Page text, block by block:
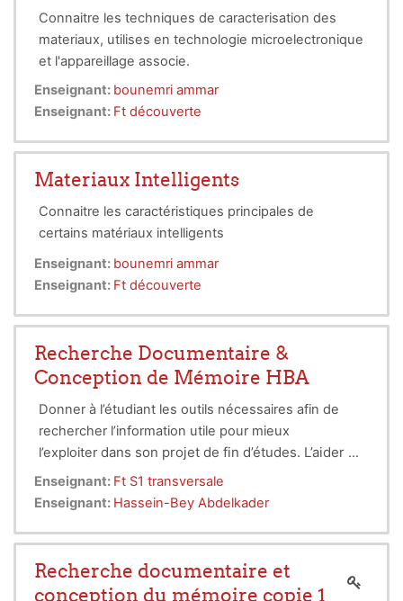
Connaitre les techniques de caracterisation des
materiaux, utilises en technologie microelectronique
et l'appareillage associe.
Enseignant: bounemri ammar
Enseignant: Ft découverte
Materiaux Intelligents
Connaitre les caractéristiques principales de
certains matériaux intelligents
Enseignant: bounemri ammar
Enseignant: Ft découverte
Recherche Documentaire &
Conception de Mémoire HBA
Donner à l’étudiant les outils nécessaires afin de
rechercher l’information utile pour mieux
l’exploiter dans son projet de fin d’études. L’aider à
franchir les différentes étapes menant à la
rédaction d’un
document scientifique. Lui signifier
à présenter demanière rigoureuse et
pédagogique le travail effectué.
Partie I- : Recherche documentaire :
Chapitre I-1 : Définition du sujet :
- Intitulé du
Rassembler l'information de base (acquisition du
vocabulaire spécialisé,
signification des termes,
définition linguistique),- Les informations
Chapitre I-2 : Sélectionner les sources
d'information,- Type de documents (Livres,
Enseignant: Ft S1 transversale
Enseignant: Hassein-Bey Abdelkader
Recherche documentaire et
conception du mémoire copie 1